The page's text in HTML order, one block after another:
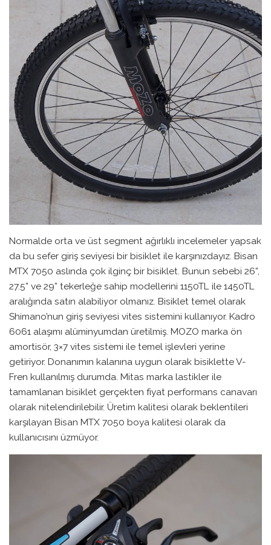
Normalde orta ve üst segment ağırlıklı incelemeler yapsak
da bu sefer giriş seviyesi bir bisiklet ile karşınızdayız. Bisan
MTX 7050 aslında çok ilginç bir bisiklet. Bunun sebebi 26”,
27.5” ve 29” tekerleğe sahip modellerini 1150TL ile 1450TL
aralığında satın alabiliyor olmanız. Bisiklet temel olarak
Shimano’nun giriş seviyesi vites sistemini kullanıyor. Kadro
6061 alaşımı alüminyumdan üretilmiş. MOZO marka ön
amortisör, 3×7 vites sistemi ile temel işlevleri yerine
getiriyor. Donanımın kalanına uygun olarak bisiklette V-
Fren kullanılmış durumda. Mitas marka lastikler ile
tamamlanan bisiklet gerçekten fiyat performans canavarı
olarak nitelendirilebilir. Üretim kalitesi olarak beklentileri
karşılayan Bisan MTX 7050 boya kalitesi olarak da
kullanıcısını üzmüyor.